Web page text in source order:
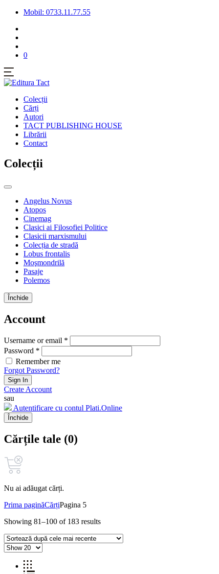
Mobil: 0733.11.77.55
0
Colecții
Cărți
Autori
TACT PUBLISHING HOUSE
Librării
Contact
Colecții
Angelus Novus
Atopos
Cinemag
Clasici ai Filosofiei Politice
Clasicii marxismului
Colecția de stradă
Lobus frontalis
Moşmondrilă
Pasaje
Polemos
Închide
Account
Username or email *
Password *
Remember me
Forgot Password?
Sign In
Create Account
sau
Autentificare cu contul Plati.Online
Închide
Cărțile tale (0)
Nu ai adăugat cărți.
Prima paginăCărțiPagina 5
Showing 81–100 of 183 results